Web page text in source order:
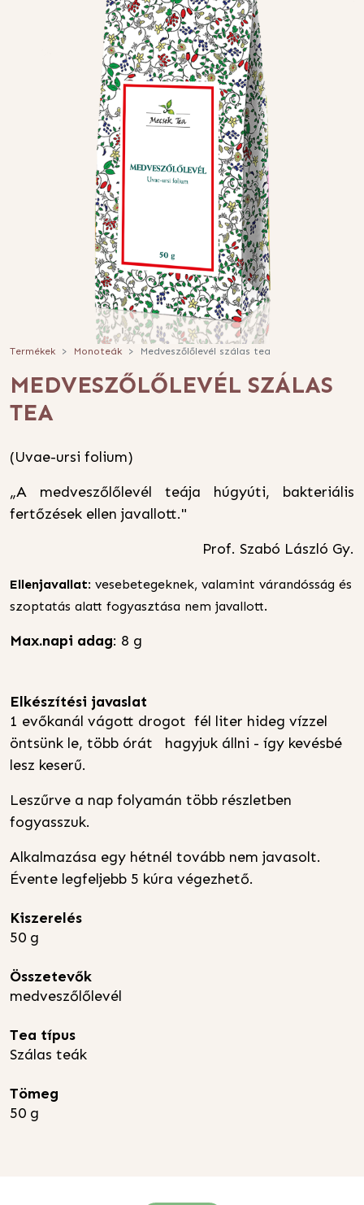
Termékek Monoteák Medveszőlőlevél szálas tea
MEDVESZŐLŐLEVÉL SZÁLAS
TEA
(Uvae-ursi folium)
„A medveszőlőlevél teája húgyúti, bakteriális
fertőzések ellen javallott."
Prof. Szabó László Gy.
Ellenjavallat: vesebetegeknek, valamint várandósság és
szoptatás alatt fogyasztása nem javallott.
Max.napi adag: 8 g
Elkészítési javaslat
1 evőkanál vágott drogot fél liter hideg vízzel
öntsünk le, több órát hagyjuk állni - így kevésbé
lesz keserű.
Leszűrve a nap folyamán több részletben
fogyasszuk.
Alkalmazása egy hétnél tovább nem javasolt.
Évente legfeljebb 5 kúra végezhető.
Kiszerelés
50 g
Összetevők
medveszőlőlevél
Tea típus
Szálas teák
Tömeg
50 g